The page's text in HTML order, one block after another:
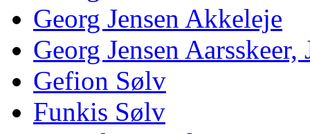
Georg Jensen Akkeleje
Georg Jensen
Gefion Sølv
Funkis Sølv